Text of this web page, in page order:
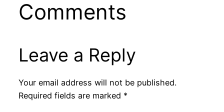
Comments
Leave a Reply
Your email address will not be published.
Required fields are marked *